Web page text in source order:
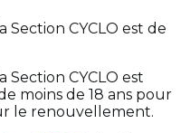
Section CYCLO est de
Section CYCLO est
moins de 18 ans pour
le renouvellement.